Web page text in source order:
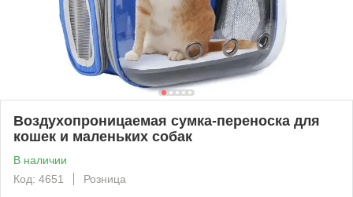
Воздухопроницаемая сумка-переноска для
кошек и маленьких собак
В наличии
Код: 4651
Розница